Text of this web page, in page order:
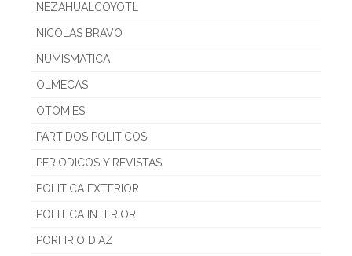
NEZAHUALCOYOTL
NICOLAS BRAVO
NUMISMATICA
OLMECAS
OTOMIES
PARTIDOS POLITICOS
PERIODICOS Y REVISTAS
POLITICA EXTERIOR
POLITICA INTERIOR
PORFIRIO DIAZ